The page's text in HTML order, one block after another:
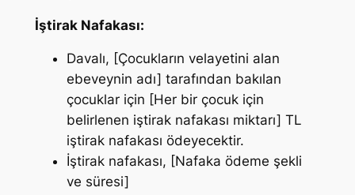
İştirak Nafakası:
Davalı, [Çocukların velayetini alan
ebeveynin adı] tarafından bakılan
çocuklar için [Her bir çocuk için
belirlenen iştirak nafakası miktarı] TL
iştirak nafakası ödeyecektir.
İştirak nafakası, [Nafaka ödeme şekli
ve süresi]